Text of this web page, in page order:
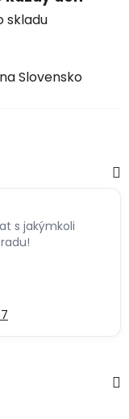
skladu
Slovensko
s jakýmkoli